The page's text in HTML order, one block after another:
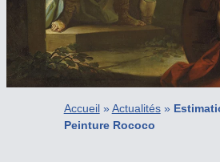
Accueil»Actualités»
Peinture Rococo